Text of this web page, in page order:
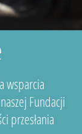
wsparcia
Fundacji
przesłania